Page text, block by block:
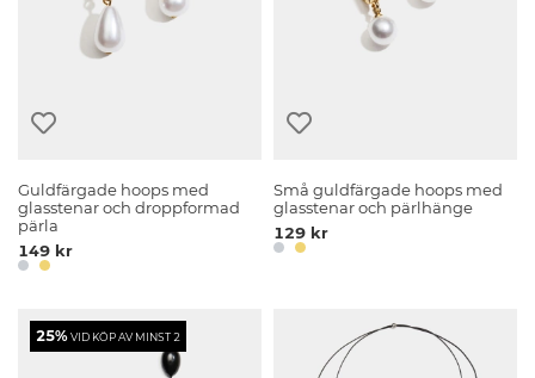
Guldfärgade hoops med
glasstenar och droppformad
pärla
149 kr
Små guldfärgade hoops med
glasstenar och pärlhänge
129 kr
25%VID KÖP AV MINST 2